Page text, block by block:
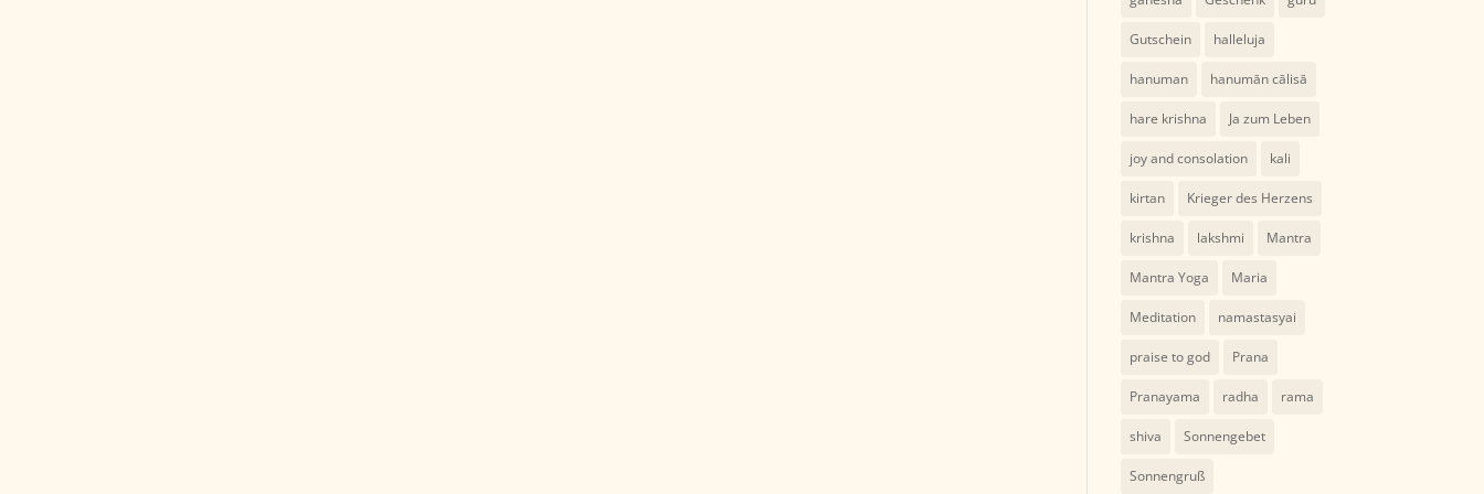
Gutschein halleluja
hanuman hanumān cālisā
hare krishna Ja zum Leben
joy and consolation kali
kirtan Krieger des Herzens
krishna lakshmi Mantra
Mantra Yoga Maria
Meditation namastasyai
praise to god Prana
Pranayama radha rama
shiva Sonnengebet
Sonnengruß